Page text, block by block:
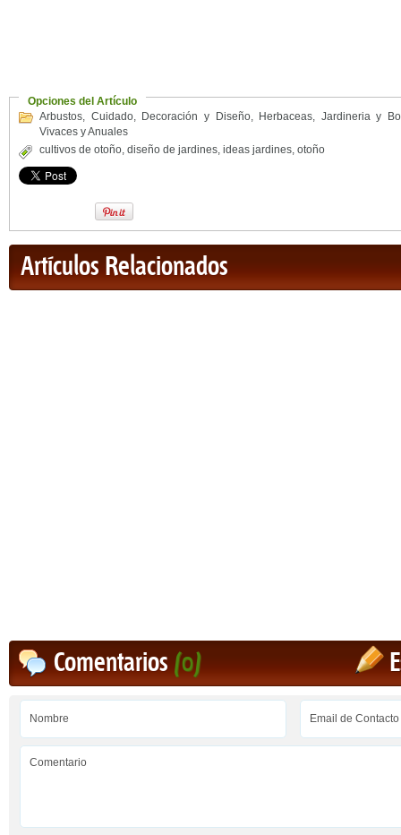
Opciones del Artículo
Arbustos, Cuidado, Decoración y Diseño, Herbaceas, Jardineria y
Vivaces y Anuales
cultivos de otoño, diseño de jardines, ideas jardines, otoño
Artículos Relacionados
Comentarios(0)